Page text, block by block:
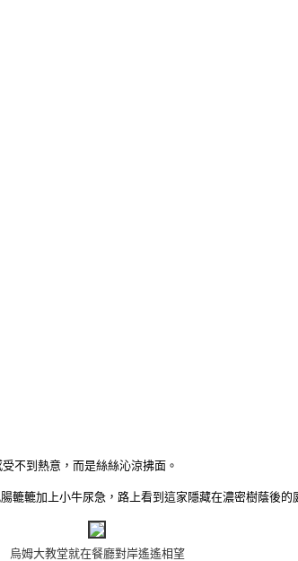
不到熱意，而是絲絲沁涼拂面。
轆加上小牛尿急，路上看到這家隱藏在濃密樹蔭後
烏姆大教堂就在餐廳對岸遙遙相望